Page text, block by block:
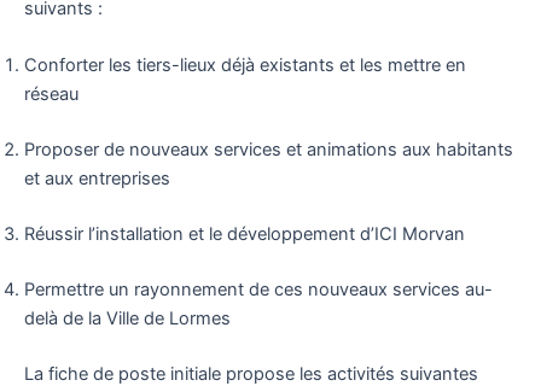
suivants :
Conforter les tiers-lieux déjà existants et les mettre en
réseau
Proposer de nouveaux services et animations aux habitants
et aux entreprises
Réussir l’installation et le développement d’ICI Morvan
Permettre un rayonnement de ces nouveaux services au-
delà de la Ville de Lormes
La fiche de poste initiale propose les activités suivantes